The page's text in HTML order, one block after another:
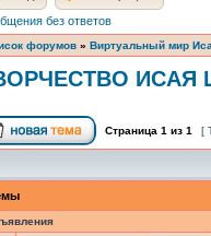
без ответов
форумов » Виртуальный мир
ИСАЯ
Страница 1 из 1 [